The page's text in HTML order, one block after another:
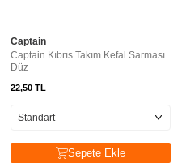
Captain
Captain Kıbrıs Takım Kefal Sarması
Düz
22,50 TL
Sepete Ekle